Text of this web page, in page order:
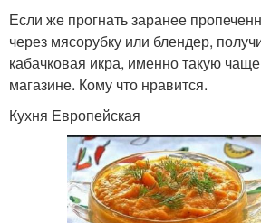
Если же прогнать заранее
через мясорубку или блендер,
кабачковая икра, именно такую
магазине. Кому что нравится.
Кухня Европейская